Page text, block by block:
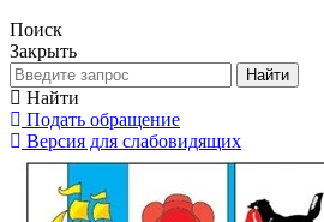
Поиск
Закрыть
Найти
Найти
Подать обращение
Версия для слабовидящих